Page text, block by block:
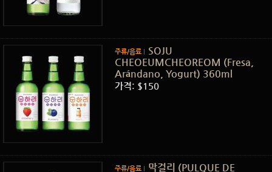
주류/음료
SOJU
CHEOEUMCHEOREOM (Fresa,
Arándano, Yogurt) 360ml
가격: $150
주류/음료
막걸리 (PULQUE DE